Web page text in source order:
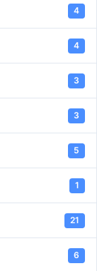
4
4
3
3
5
1
21
6